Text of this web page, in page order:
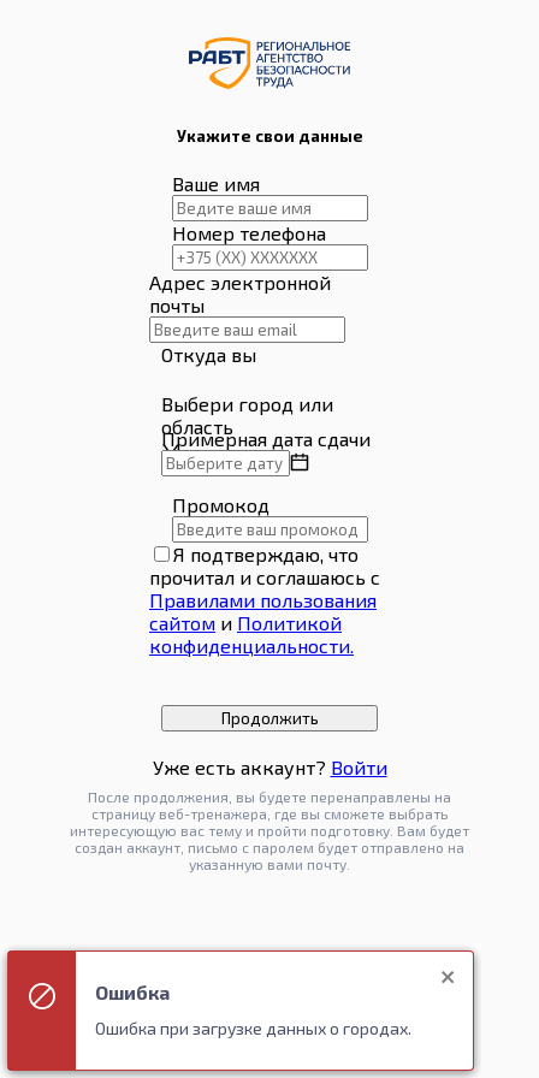
Укажите свои данные
Ваше имя
Номер телефона
Адрес электронной
почты
Откуда вы
Выбери город или
область
Примерная дата сдачи
Промокод
Я подтверждаю, что
прочитал и соглашаюсь с
Правилами пользования
сайтом и Политикой
конфиденциальности.
Продолжить
Уже есть аккаунт? Войти
После продолжения, вы будете перенаправлены на
страницу веб-тренажера, где вы сможете выбрать
интересующую вас тему и пройти подготовку. Вам будет
создан аккаунт, письмо с паролем будет отправлено на
указанную вами почту.
Ошибка
Ошибка при загрузке данных о городах.